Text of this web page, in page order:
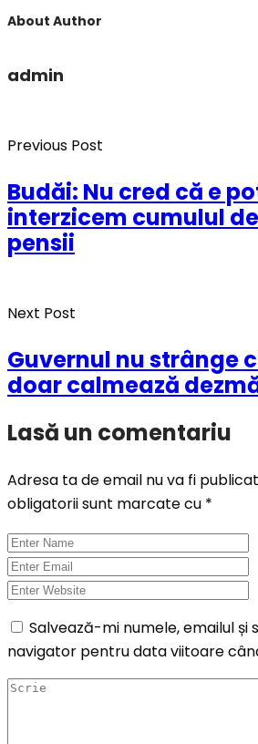
About Author
admin
Previous Post
Budăi: Nu cred că e
interzicem cumulul
pensii
Next Post
Guvernul nu strânge
doar calmează
Lasă un comentariu
Adresa ta de email nu va fi
obligatorii sunt marcate cu *
Salvează-mi numele, emailul și
navigator pentru data viitoare